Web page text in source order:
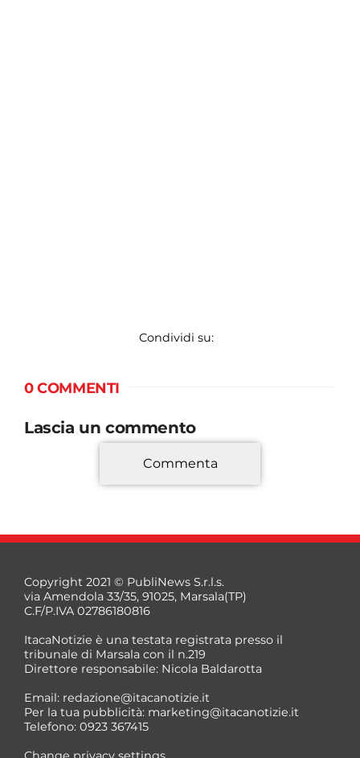
Condividi su:
0 COMMENTI
Lascia un commento
*
*
Commenta
Copyright 2021 © PubliNews S.r.l.s.
via Amendola 33/35, 91025, Marsala(TP)
C.F/P.IVA 02786180816
ItacaNotizie è una testata registrata presso il
tribunale di Marsala con il n.219
Direttore responsabile: Nicola Baldarotta
Email: redazione@itacanotizie.it
Per la tua pubblicità: marketing@itacanotizie.it
Telefono: 0923 367415